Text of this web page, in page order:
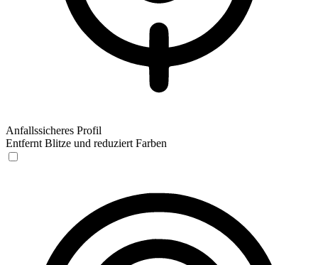
Anfallssicheres Profil
Entfernt Blitze und reduziert Farben